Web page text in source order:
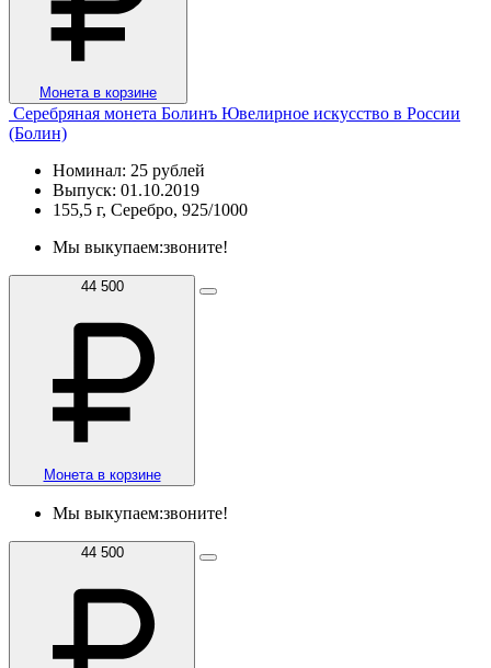
Монета в корзине
Серебряная монета Болинъ Ювелирное искусство в России
(Болин)
Номинал: 25 рублей
Выпуск: 01.10.2019
155,5 г, Серебро, 925/1000
Мы выкупаем:звоните!
44 500
Монета в корзине
Мы выкупаем:звоните!
44 500